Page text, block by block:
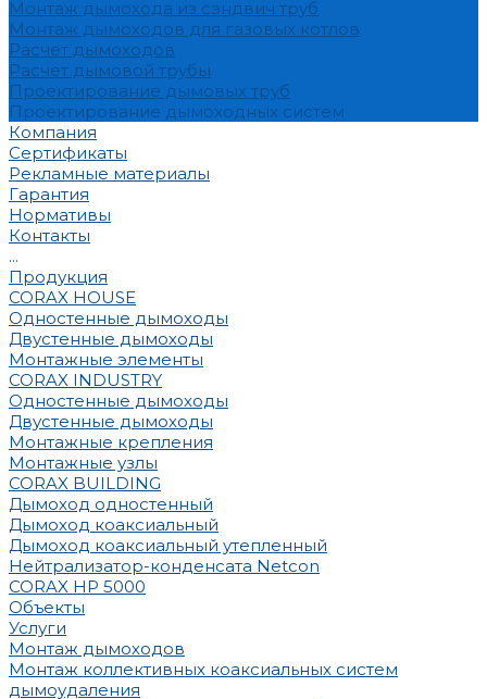
Монтаж дымохода из сэндвич труб
Монтаж дымоходов для газовых котлов
Расчет дымоходов
Расчет дымовой трубы
Проектирование дымовых труб
Проектирование дымоходных систем
Компания
Сертификаты
Рекламные материалы
Гарантия
Нормативы
Контакты
...
Продукция
CORAX HOUSE
Одностенные дымоходы
Двустенные дымоходы
Монтажные элементы
CORAX INDUSTRY
Одностенные дымоходы
Двустенные дымоходы
Монтажные крепления
Монтажные узлы
CORAX BUILDING
Дымоход одностенный
Дымоход коаксиальный
Дымоход коаксиальный утепленный
Нейтрализатор-конденсата Netcon
CORAX HP 5000
Объекты
Услуги
Монтаж дымоходов
Монтаж коллективных коаксиальных систем
дымоудаления